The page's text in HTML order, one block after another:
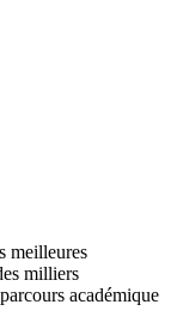
meilleures
milliers
académique